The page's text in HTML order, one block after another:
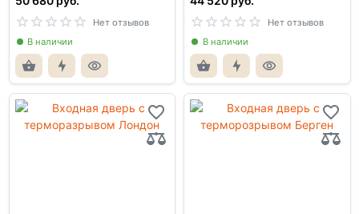
Нет отзывов
В наличии
Нет отзывов
В наличии